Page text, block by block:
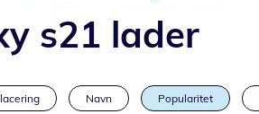
s21 lader
Navn Popularitet